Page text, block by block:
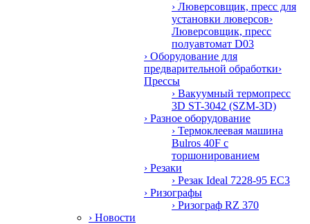
› Люверсовщик, пресс для
установки люверсов›
Люверсовщик, пресс
полуавтомат D03
› Оборудование для
предварительной обработки›
Прессы
› Вакуумный термопресс
3D ST-3042 (SZM-3D)
› Разное оборудование
› Термоклеевая машина
Bulros 40F с
торшонированием
› Резаки
› Резак Ideal 7228-95 EC3
› Ризографы
› Ризограф RZ 370
› Новости